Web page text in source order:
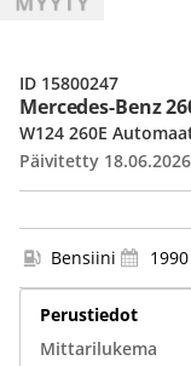
Mercedes-Benz
W124 260E
Päivitetty 18.06.2026
ID 15800247
Bensiini 1990
Perustiedot
Mittarilukema